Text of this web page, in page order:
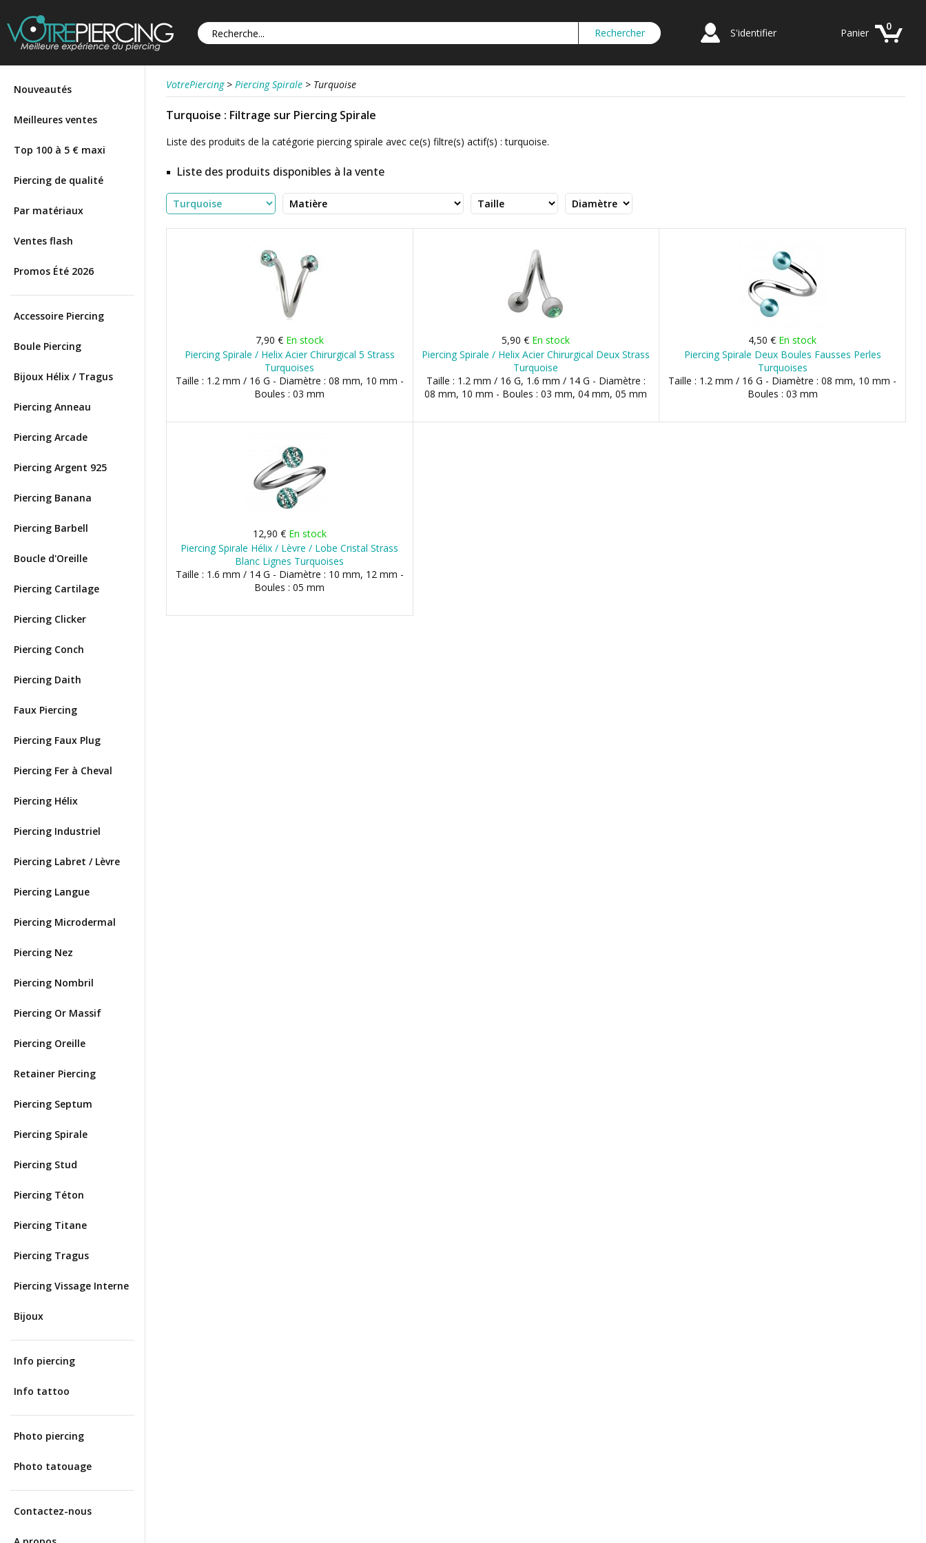
S'identifier
0
Panier
Nouveautés
Meilleures ventes
Top 100 à 5 € maxi
Piercing de qualité
Par matériaux
Ventes flash
Promos Été 2026
Accessoire Piercing
Boule Piercing
Bijoux Hélix / Tragus
Piercing Anneau
Piercing Arcade
Piercing Argent 925
Piercing Banana
Piercing Barbell
Boucle d'Oreille
Piercing Cartilage
Piercing Clicker
Piercing Conch
Piercing Daith
Faux Piercing
Piercing Faux Plug
Piercing Fer à Cheval
Piercing Hélix
Piercing Industriel
Piercing Labret / Lèvre
Piercing Langue
Piercing Microdermal
Piercing Nez
Piercing Nombril
Piercing Or Massif
Piercing Oreille
Retainer Piercing
Piercing Septum
Piercing Spirale
Piercing Stud
Piercing Téton
Piercing Titane
Piercing Tragus
Piercing Vissage Interne
Bijoux
Info piercing
Info tattoo
Photo piercing
Photo tatouage
Contactez-nous
VotrePiercing > Piercing Spirale > Turquoise
Turquoise : Filtrage sur Piercing Spirale
Liste des produits de la catégorie piercing spirale avec ce(s) filtre(s) actif(s) : turquoise.
Liste des produits disponibles à la vente
7,90 € En stock
Piercing Spirale / Helix Acier Chirurgical 5 Strass
Turquoises
Taille : 1.2 mm / 16 G - Diamètre : 08 mm, 10 mm -
Boules : 03 mm
5,90 € En stock
Piercing Spirale / Helix Acier Chirurgical Deux Strass
Turquoise
Taille : 1.2 mm / 16 G, 1.6 mm / 14 G - Diamètre :
08 mm, 10 mm - Boules : 03 mm, 04 mm, 05 mm
4,50 € En stock
Piercing Spirale Deux Boules Fausses Perles
Turquoises
Taille : 1.2 mm / 16 G - Diamètre : 08 mm, 10 mm -
Boules : 03 mm
12,90 € En stock
Piercing Spirale Hélix / Lèvre / Lobe Cristal Strass
Blanc Lignes Turquoises
Taille : 1.6 mm / 14 G - Diamètre : 10 mm, 12 mm -
Boules : 05 mm